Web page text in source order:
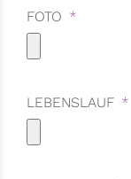
FOTO
LEBENSLAUF